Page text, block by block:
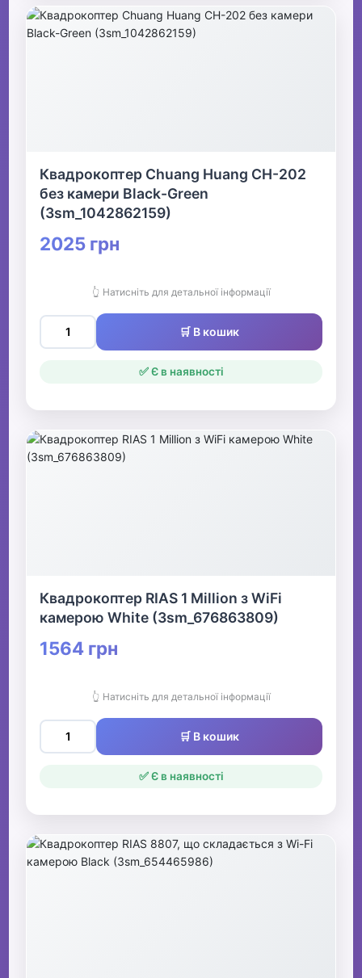
Квадрокоптер Chuang Huang CH-202
без камери Black-Green
(3sm_1042862159)
2025 грн
👆 Натисніть для детальної інформації
🛒 В кошик
✅ Є в наявності
Квадрокоптер RIAS 1 Million з WiFi
камерою White (3sm_676863809)
1564 грн
👆 Натисніть для детальної інформації
🛒 В кошик
✅ Є в наявності